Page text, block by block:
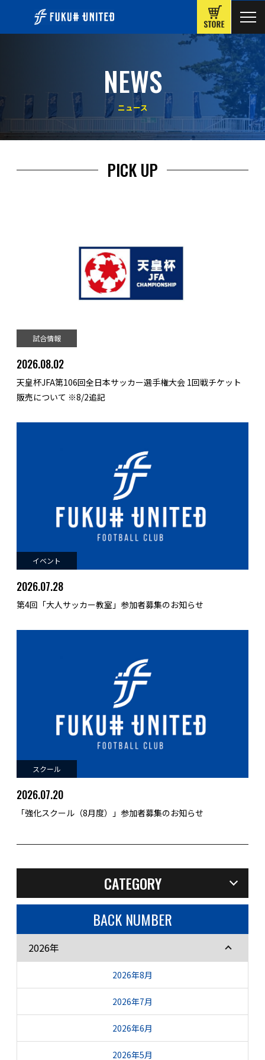
NEWS
ニュース
PICK UP
試合情報
2026.08.02
天皇杯JFA第106回全日本サッカー選手権大会 1回戦チケット
販売について ※8/2追記
イベント
2026.07.28
第4回「大人サッカー教室」参加者募集のお知らせ
スクール
2026.07.20
「強化スクール（8月度）」参加者募集のお知らせ
CATEGORY
BACK NUMBER
2026年
2026年8月
2026年7月
2026年6月
2026年5月